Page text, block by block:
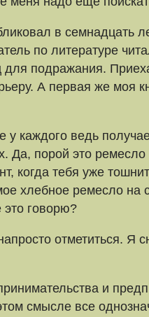
в семнадцать
по литературе
для подражания.
А первая же моя
каждого ведь
Да, порой это
когда тебя уже
хлебное ремесло на
это говорю?
отметиться. Я
и
смысле все